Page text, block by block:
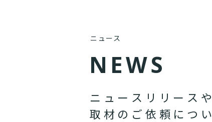
ニュース
N EWS
ニ ュ ー ス リ リ ー ス や
取 材 の ご 依 頼 に つ い